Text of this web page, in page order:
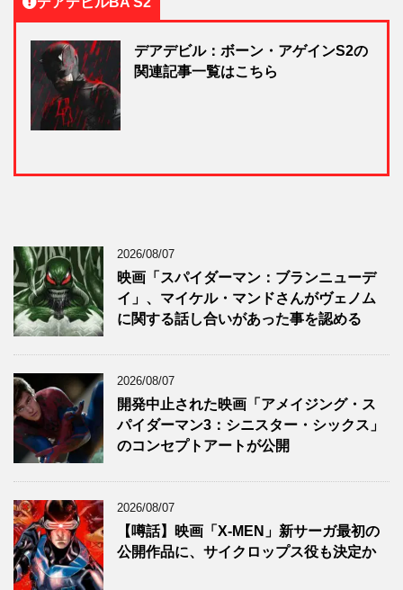
デアデビル：ボーン・アゲインS2の
関連記事一覧はこちら
2026/08/07
映画「スパイダーマン：ブランニューデ
イ」、マイケル・マンドさんがヴェノム
に関する話し合いがあった事を認める
2026/08/07
開発中止された映画「アメイジング・ス
パイダーマン3：シニスター・シックス」
のコンセプトアートが公開
2026/08/07
【噂話】映画「X-MEN」新サーガ最初の
公開作品に、サイクロップス役も決定か